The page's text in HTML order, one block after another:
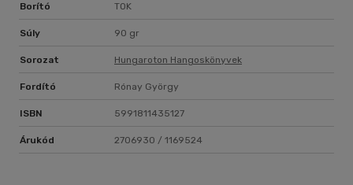
Borító TOK
Súly 90 gr
Sorozat Hungaroton Hangoskönyvek
Fordító Rónay György
ISBN 5991811435127
Árukód 2706930 / 1169524